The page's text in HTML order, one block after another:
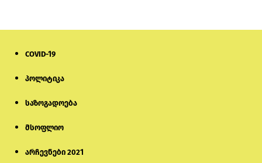
COVID-19
პოლიტიკა
საზოგადოება
მსოფლიო
არჩევნები 2021